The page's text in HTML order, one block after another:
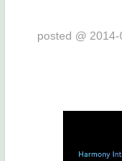
posted @ 2014-